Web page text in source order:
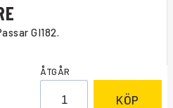
GI182.
ÅTGÅR
KÖP